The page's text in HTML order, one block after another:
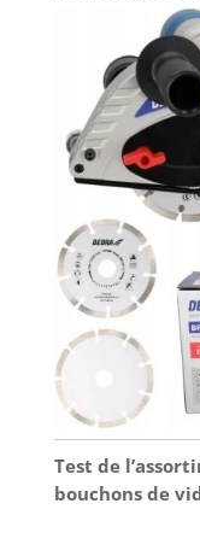
Test de
bouchons de